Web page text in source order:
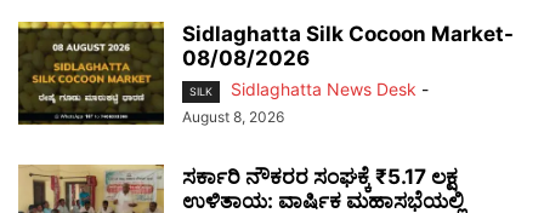
Sidlaghatta Silk Cocoon Market-
08/08/2026
SILK Sidlaghatta News Desk -
August 8, 2026
ಸರ್ಕಾರಿ ನೌಕರರ ಸಂಘಕ್ಕೆ ₹5.17 ಲಕ್ಷ
ಉಳಿತಾಯ: ವಾರ್ಷಿಕ ಮಹಾಸಭೆಯಲ್ಲಿ